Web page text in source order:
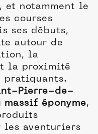
et notamment le
courses
ses débuts,
autour de
la
la proximité
pratiquants.
Pierre-de-
éponyme,
les aventuriers